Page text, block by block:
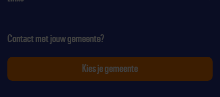
Contact met jouw gemeente?
Kies je gemeente